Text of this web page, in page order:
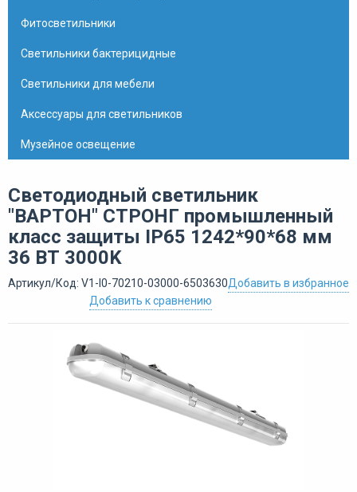
Фитосветильники
Светильники бактерицидные
Светильники для мебели
Аксессуары для светильников
Музейное освещение
Светодиодный светильник
"ВАРТОН" СТРОНГ промышленный
класс защиты IP65 1242*90*68 мм
36 ВТ 3000K
Артикул/Код: V1-I0-70210-03000-6503630Добавить в избранное
Добавить к сравнению